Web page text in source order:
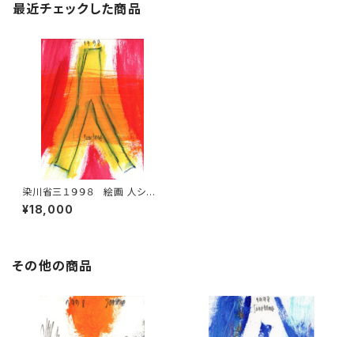
最近チェックした商品
染川省三１９９８ 絵画 人シリ
ーズ 5
¥18,000
その他の商品